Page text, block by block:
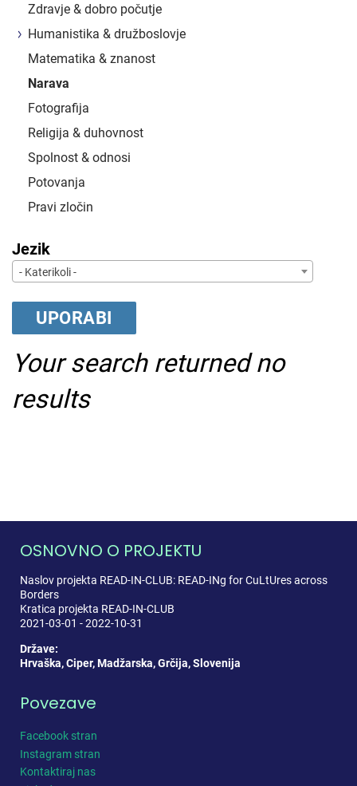
Zdravje & dobro počutje
Humanistika & družboslovje
Matematika & znanost
Narava
Fotografija
Religija & duhovnost
Spolnost & odnosi
Potovanja
Pravi zločin
Jezik
- Katerikoli -
Your search returned no
results
OSNOVNO O PROJEKTU
Naslov projekta READ-IN-CLUB: READ-INg for CuLtUres across
Borders
Kratica projekta READ-IN-CLUB
2021-03-01 - 2022-10-31
Države:
Hrvaška, Ciper, Madžarska, Grčija, Slovenija
Povezave
Facebook stran
Instagram stran
Kontaktiraj nas